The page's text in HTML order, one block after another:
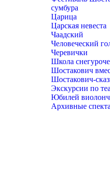
сумбура
Царица
Царская невеста
Чаадский
Человеческий
Черевички
Школа
Шостакович
Шостакович-
Экскурсии по
Юбилей
Архивные